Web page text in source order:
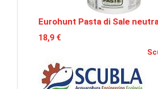
Eurohunt Pasta di Sale
18,9 €